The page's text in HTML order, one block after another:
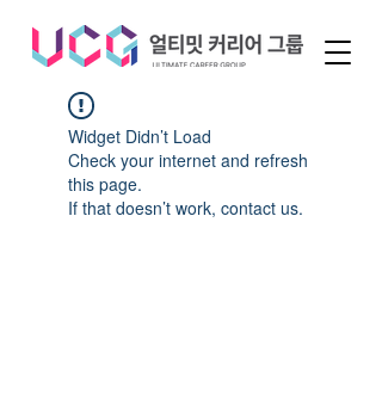
Widget Didn’t Load
Check your internet and refresh
this page.
If that doesn’t work, contact us.